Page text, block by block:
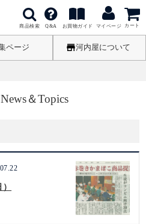
商品検索 Q&A お買物ガイド マイページ カート
ページ 河内屋について
＆Topics